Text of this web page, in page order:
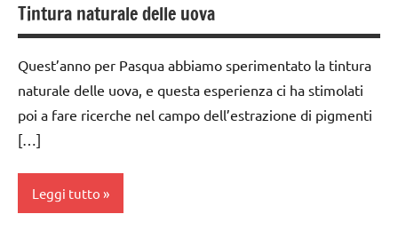
dai
6
DOWNLOAD
EDUCAZIONE
COSMICA
esercizi
preliminari
Tintura naturale delle uova
Quest’anno per Pasqua abbiamo sperimentato la tintura
naturale delle uova, e questa esperienza ci ha stimolati
poi a fare ricerche nel campo dell’estrazione di pigmenti
[…]
Leggi tutto